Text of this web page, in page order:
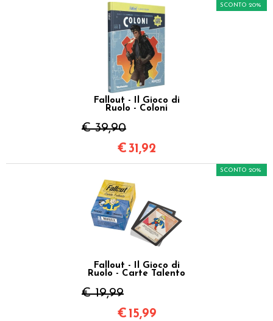
Fallout - Il Gioco di
Ruolo - Coloni
€ 39,90
SCONTO 20%
€31,92
Fallout - Il Gioco di
Ruolo - Carte Talento
€ 19,99
SCONTO 20%
€ 15,99